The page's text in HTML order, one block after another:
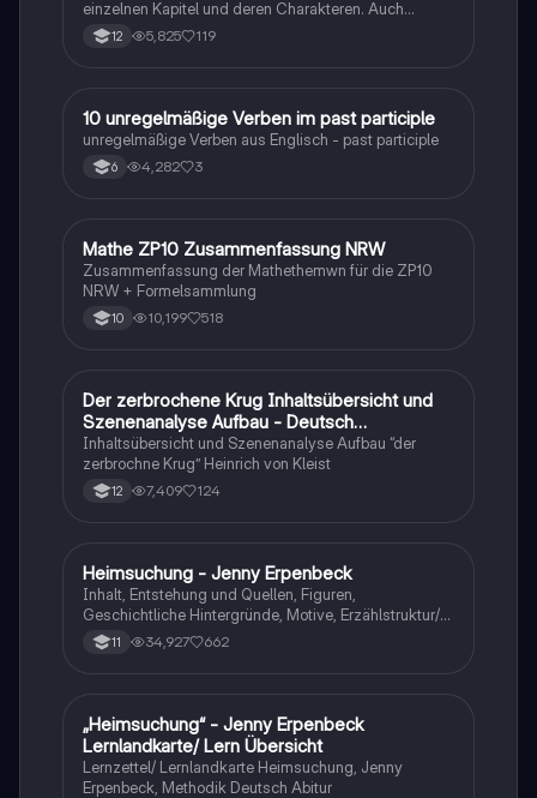
einzelnen Kapitel und deren Charakteren. Auch
tabellarisch. Im Unterricht ohne KI erstellt
12 5,825 119
1 Englisch
10 unregelmäßige Verben im past participle
unregelmäßige Verben aus Englisch - past participle
6 4,282 3
Mathe
Mathe ZP10 Zusammenfassung NRW
Zusammenfassung der Mathethemwn für die ZP10
NRW + Formelsammlung
10 10,199 518
Deutsch
Der zerbrochene Krug Inhaltsübersicht und
Szenenanalyse Aufbau - Deutsch
Q1/Q2/Abitur
Inhaltsübersicht und Szenenanalyse Aufbau “der
zerbrochne Krug” Heinrich von Kleist
12 7,409 124
Deutsch
Heimsuchung - Jenny Erpenbeck
Inhalt, Entstehung und Quellen, Figuren,
Geschichtliche Hintergründe, Motive, Erzählstruktur/-
stil 11 34,927 662
Deutsch
„Heimsuchung“ - Jenny Erpenbeck
Lernlandkarte/ Lern Übersicht
Lernzettel/ Lernlandkarte Heimsuchung, Jenny
Erpenbeck, Methodik Deutsch Abitur